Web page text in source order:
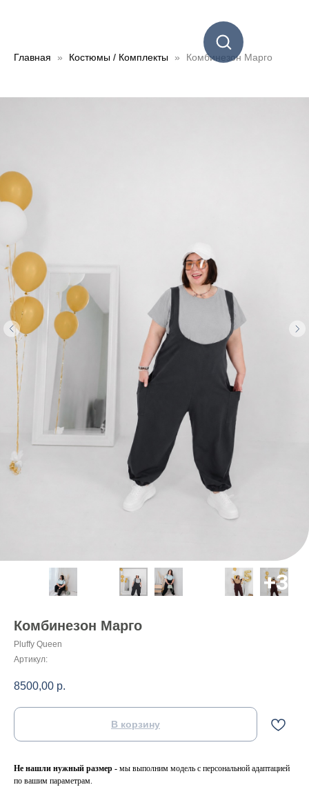
Главная Костюмы / Комплекты Комбинезон Марго
Комбинезон Марго
Pluffy Queen
Артикул:
8500,00 р.
В корзину
Не нашли нужный размер - мы выполним модель с персональной адаптацией
по вашим параметрам.